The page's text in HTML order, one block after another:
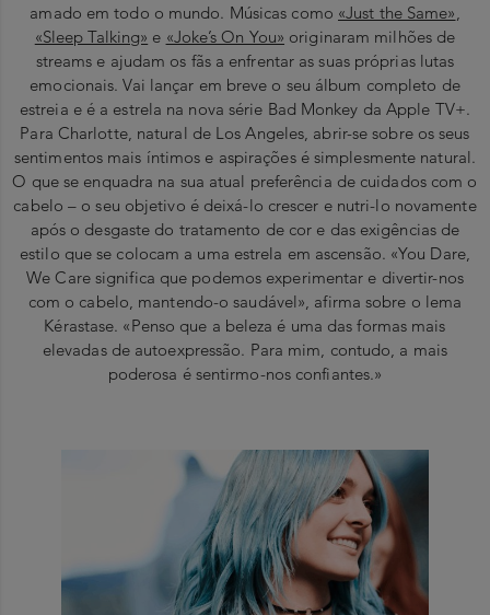
amado em todo o mundo. Músicas como «Just the Same»
«Sleep Talking» e «Joke’s On You» originaram milhões de
streams e ajudam os fãs a enfrentar as suas próprias lutas
emocionais. Vai lançar em breve o seu álbum completo de
estreia e é a estrela na nova série Bad Monkey da Apple TV+.
Para Charlotte, natural de Los Angeles, abrir-se sobre os seus
sentimentos mais íntimos e aspirações é simplesmente natural.
O que se enquadra na sua atual preferência de cuidados com o
cabelo – o seu objetivo é deixá-lo crescer e nutri-lo novamente
após o desgaste do tratamento de cor e das exigências de
estilo que se colocam a uma estrela em ascensão. «You Dare,
We Care significa que podemos experimentar e divertir-nos
com o cabelo, mantendo-o saudável», afirma sobre o lema
Kérastase. «Penso que a beleza é uma das formas mais
elevadas de autoexpressão. Para mim, contudo, a mais
poderosa é sentirmo-nos confiantes.»